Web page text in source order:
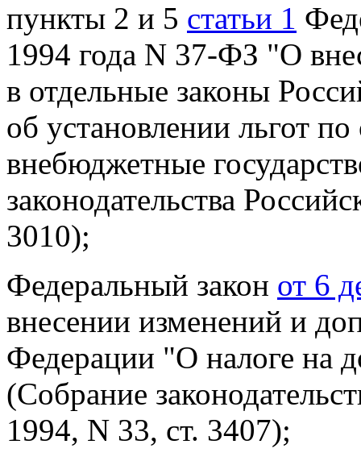
пункты 2 и 5 статьи 1
1994 года N 37-ФЗ "О
в отдельные законы
об установлении льгот
внебюджетные
законодательства
3010);
Федеральный закон от 6
внесении изменений и
Федерации "О налоге на
(Собрание
1994, N 33, ст. 3407);